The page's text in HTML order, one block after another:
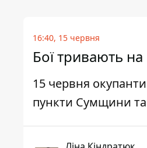
16:40, 15 червня
Бої тривають
15 червня
пункти Сумщини